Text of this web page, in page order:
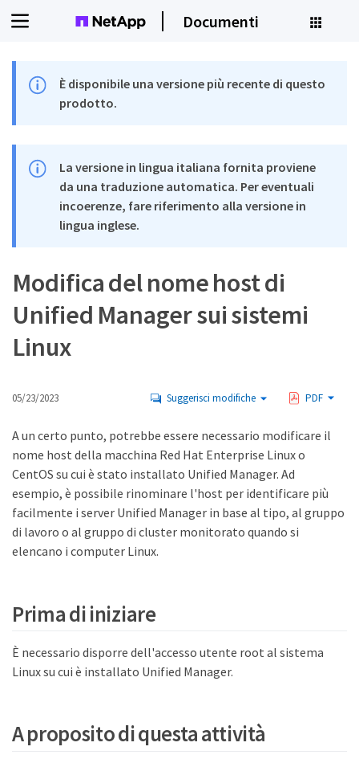
Documenti
È disponibile una versione più recente di questo
prodotto.
La versione in lingua italiana fornita proviene
da una traduzione automatica. Per eventuali
incoerenze, fare riferimento alla versione in
lingua inglese.
Modifica del nome host di
Unified Manager sui sistemi
Linux
05/23/2023 Suggerisci modifiche PDF
A un certo punto, potrebbe essere necessario modificare il
nome host della macchina Red Hat Enterprise Linux o
CentOS su cui è stato installato Unified Manager. Ad
esempio, è possibile rinominare l'host per identificare più
facilmente i server Unified Manager in base al tipo, al gruppo
di lavoro o al gruppo di cluster monitorato quando si
elencano i computer Linux.
Prima di iniziare
È necessario disporre dell'accesso utente root al sistema
Linux su cui è installato Unified Manager.
A proposito di questa attività